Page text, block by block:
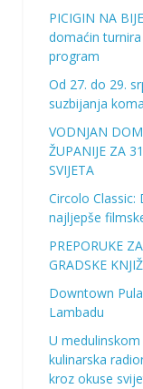
PICIGIN NA
domaćin
program
Od 27. do 29.
suzbijanja
VODNJAN
ŽUPANIJE ZA
SVIJETA
Circolo Classic:
najljepše
PREPORUKE
GRADSKE
Downtown
Lambadu
U
kulinarska
kroz okuse